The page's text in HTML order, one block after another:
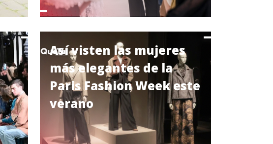
Así visten las mujeres
más elegantes de la
Paris Fashion Week este
verano